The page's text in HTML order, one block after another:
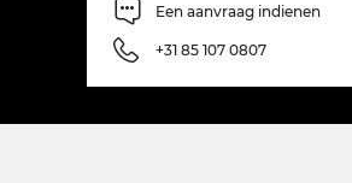
Een aanvraag indienen
+31 85 107 0807